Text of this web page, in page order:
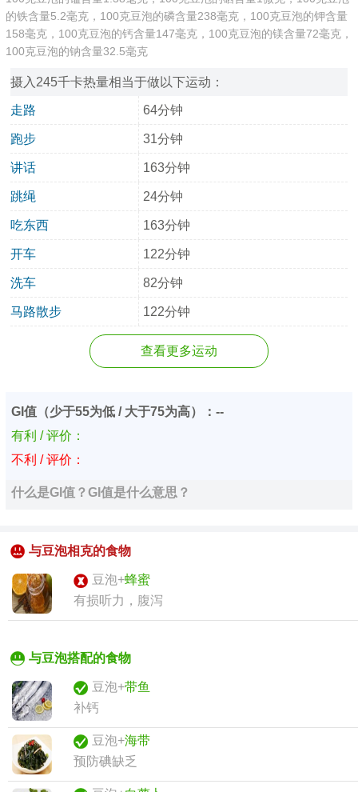
的铁含量5.2毫克，100克豆泡的磷含量238毫克，100克豆泡的钾含量
158毫克，100克豆泡的钙含量147毫克，100克豆泡的镁含量72毫克，
100克豆泡的钠含量32.5毫克
摄入245千卡热量相当于做以下运动：
走路 64分钟
跑步 31分钟
讲话 163分钟
跳绳 24分钟
吃东西 163分钟
开车 122分钟
洗车 82分钟
马路散步 122分钟
查看更多运动
GI值（少于55为低 / 大于75为高）：--
有利 / 评价：
不利 / 评价：
什么是GI值？GI值是什么意思？
与豆泡相克的食物
豆泡+蜂蜜
有损听力，腹泻
与豆泡搭配的食物
豆泡+带鱼
补钙
豆泡+海带
预防碘缺乏